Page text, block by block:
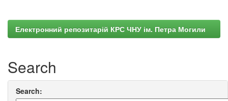
Електронний репозитарій КРС ЧНУ ім. Петра Могили
Search
Search: